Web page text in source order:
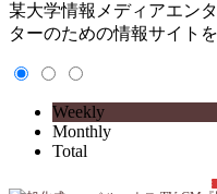
某大学情報メディアエン
ターのための情報サイト
Weekly
Monthly
Total